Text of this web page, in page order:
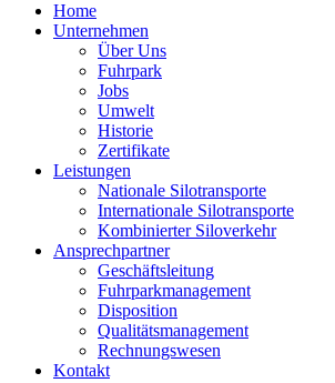
Home
Unternehmen
Über Uns
Fuhrpark
Jobs
Umwelt
Historie
Zertifikate
Leistungen
Nationale Silotransporte
Internationale Silotransporte
Kombinierter Siloverkehr
Ansprechpartner
Geschäftsleitung
Fuhrparkmanagement
Disposition
Qualitätsmanagement
Rechnungswesen
Kontakt